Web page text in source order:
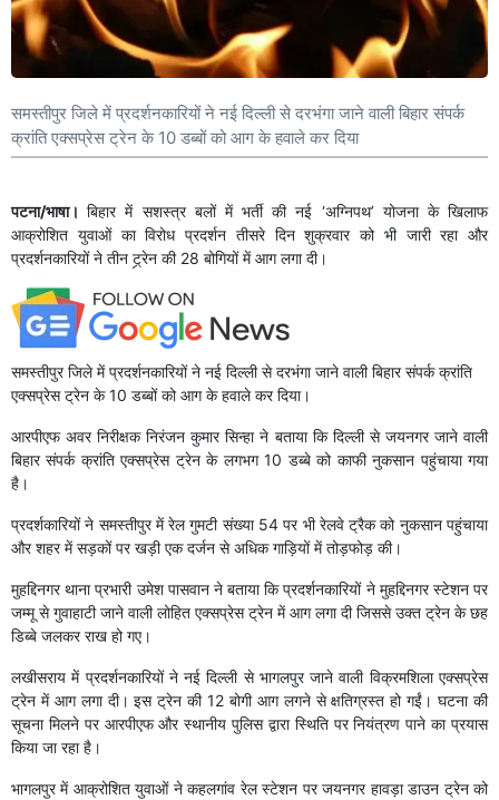
समस्तीपुर जिले में प्रदर्शनकारियों ने नई दिल्ली से दरभंगा जाने वाली बिहार संपर्क
क्रांति एक्सप्रेस ट्रेन के 10 डब्बों को आग के हवाले कर दिया
पटना/भाषा।बिहार में सशस्त्र बलों में भर्ती की नई ‘अग्निपथ’ योजना के खिलाफ
आक्रोशित युवाओं का विरोध प्रदर्शन तीसरे दिन शुक्रवार को भी जारी रहा और
प्रदर्शनकारियों ने तीन ट्र्रेन की 28 बोगियों में आग लगा दी।
समस्तीपुर जिले में प्रदर्शनकारियों ने नई दिल्ली से दरभंगा जाने वाली बिहार संपर्क क्रांति
एक्सप्रेस ट्रेन के 10 डब्बों को आग के हवाले कर दिया।
आरपीएफ अवर निरीक्षक निरंजन कुमार सिन्हा ने बताया कि दिल्ली से जयनगर जाने वाली
बिहार संपर्क क्रांति एक्सप्रेस ट्रेन के लगभग 10 डब्बे को काफी नुकसान पहुंचाया गया
है।
प्रदर्शकारियों ने समस्तीपुर में रेल गुमटी संख्या 54 पर भी रेलवे ट्रैक को नुकसान पहुंचाया
और शहर में सड़कों पर खड़ी एक दर्जन से अधिक गाड़ियों में तोड़फोड़ की।
मुहद्दिनगर थाना प्रभारी उमेश पासवान ने बताया कि प्रदर्शनकारियों ने मुहद्दिनगर स्टेशन पर
जम्मू से गुवाहाटी जाने वाली लोहित एक्सप्रेस ट्रेन में आग लगा दी जिससे उक्त ट्रेन के छह
डिब्बे जलकर राख हो गए।
लखीसराय में प्रदर्शनकारियों ने नई दिल्ली से भागलपुर जाने वाली विक्रमशिला एक्सप्रेस
ट्रेन में आग लगा दी। इस ट्रेन की 12 बोगी आग लगने से क्षतिग्रस्त हो गईं। घटना की
सूचना मिलने पर आरपीएफ और स्थानीय पुलिस द्वारा स्थिति पर नियंत्रण पाने का प्रयास
किया जा रहा है।
भागलपुर में आक्रोशित युवाओं ने कहलगांव रेल स्टेशन पर जयनगर हावड़ा डाउन ट्रेन को